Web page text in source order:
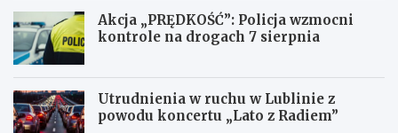
Akcja „PRĘDKOŚĆ”: Policja wzmocni
kontrole na drogach 7 sierpnia
Utrudnienia w ruchu w Lublinie z
powodu koncertu „Lato z Radiem”